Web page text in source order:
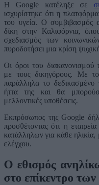
Η Google κατέληξε σε
ισχυρίστηκε ότι η
του υγεία. Ο συμβιβασμός
δίκη στην Καλιφόρνια,
σχεδιασμός των
πυροδοτήσει μια κρίση
Οι όροι του διακανονισμού
με τους δικηγόρους. Με
παράλληλα το
ήττα της και θα
μελλοντικές υποθέσεις.
Εκπρόσωπος της Google
προσθέτοντας ότι η
κατάλληλων για κάθε ηλικία,
ελέγχου.
Ο εθισμός
στο επίκεντρο